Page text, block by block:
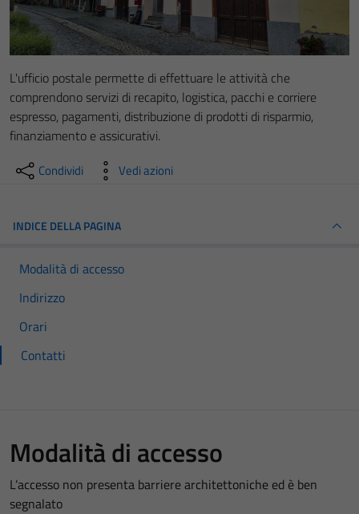
L'ufficio postale permette di effettuare le attività che
comprendono servizi di recapito, logistica, pacchi e corriere
espresso, pagamenti, distribuzione di prodotti di risparmio,
finanziamento e assicurativi.
Condividi Vedi azioni
INDICE DELLA PAGINA
Modalità di accesso
Indirizzo
Orari
Contatti
Modalità di accesso
L’accesso non presenta barriere architettoniche ed è ben
segnalato